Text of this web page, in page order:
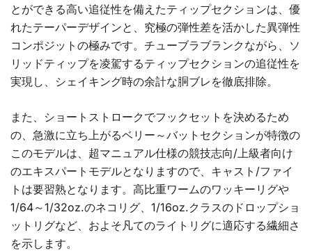
とができる高い追従性を備えたティップセクションは、優
れたテーパーデザインと、究極の弾性差を活かした異弾性
コンポジットの極みです。チューブラブランクながら、ソ
リッドティップを凌駕するティップセクションの追従性を
実現し、シェイキング時の余計な胴ブレを徹底排除。
また、ショートストロークでフックセットを決めるため
の、急激に立ち上がるベリー～バットセクションが特徴の
このモデルは、超マニュアル仕様の競技志向/上級者向け
のエキスパートモデルとなりますので、キャスト/ファイ
トは要習熟となります。高比重ワームのワッキーリグや
1/64～1/32oz.のネコリグ、1/16oz.クラスのドロップショ
ットリグなど、およそ凡てのライトリグに適応する繊細さ
を示します。